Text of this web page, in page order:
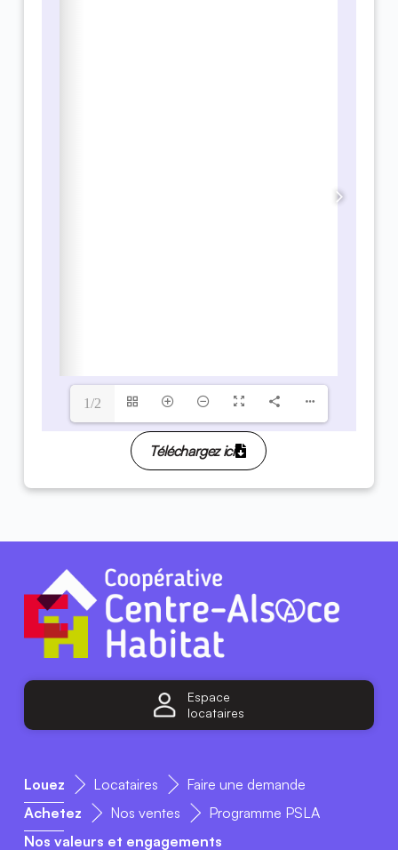
1/2
Téléchargez ici
Espace
locataires
Louez Locataires
Faire une demande
Achetez
Nos ventes
Programme PSLA
Nos valeurs et engagements